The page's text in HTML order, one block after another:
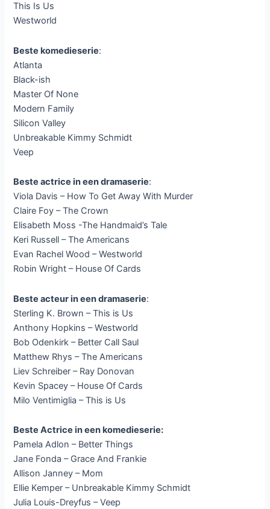
This Is Us
Westworld
Beste komedieserie:
Atlanta
Black-ish
Master Of None
Modern Family
Silicon Valley
Unbreakable Kimmy Schmidt
Veep
Beste actrice in een dramaserie:
Viola Davis – How To Get Away With Murder
Claire Foy – The Crown
Elisabeth Moss -The Handmaid’s Tale
Keri Russell – The Americans
Evan Rachel Wood – Westworld
Robin Wright – House Of Cards
Beste acteur in een dramaserie:
Sterling K. Brown – This is Us
Anthony Hopkins – Westworld
Bob Odenkirk – Better Call Saul
Matthew Rhys – The Americans
Liev Schreiber – Ray Donovan
Kevin Spacey – House Of Cards
Milo Ventimiglia – This is Us
Beste Actrice in een komedieserie:
Pamela Adlon – Better Things
Jane Fonda – Grace And Frankie
Allison Janney – Mom
Ellie Kemper – Unbreakable Kimmy Schmidt
Julia Louis-Dreyfus – Veep